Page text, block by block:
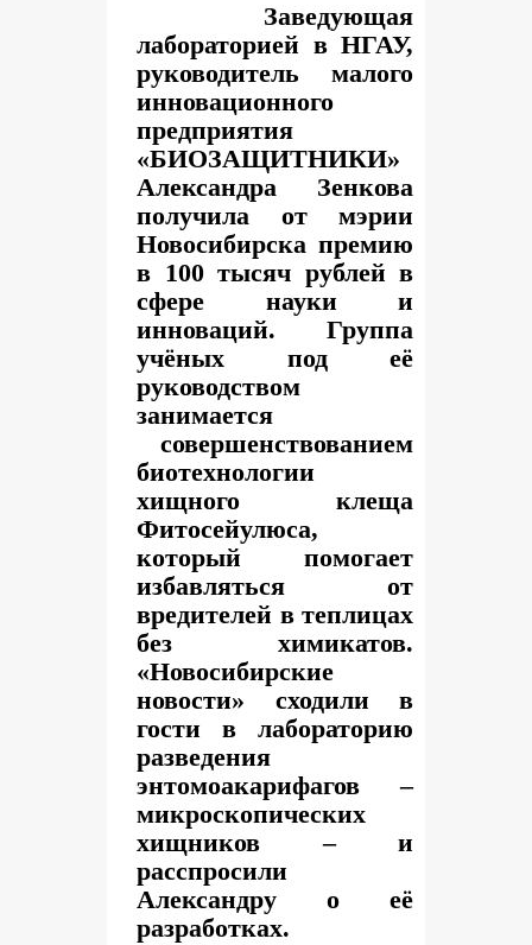
Заведующая
лабораторией в НГАУ,
руководитель малого
инновационного
предприятия
«БИОЗАЩИТНИКИ»
Александра Зенкова
получила от мэрии
Новосибирска премию
в 100 тысяч рублей в
сфере науки и
инноваций. Группа
учёных под её
руководством
занимается
совершенствованием
биотехнологии
хищного клеща
Фитосейулюса,
который помогает
избавляться от
вредителей в теплицах
без химикатов.
«Новосибирские
новости» сходили в
гости в лабораторию
разведения
энтомоакарифагов –
микроскопических
хищников – и
расспросили
Александру о её
разработках.